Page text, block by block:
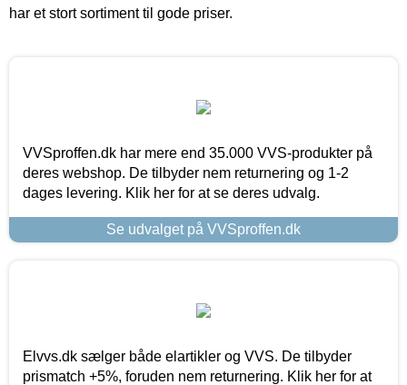
har et stort sortiment til gode priser.
VVSproffen.dk har mere end 35.000 VVS-produkter på
deres webshop. De tilbyder nem returnering og 1-2
dages levering. Klik her for at se deres udvalg.
Se udvalget på VVSproffen.dk
Elvvs.dk sælger både elartikler og VVS. De tilbyder
prismatch +5%, foruden nem returnering. Klik her for at